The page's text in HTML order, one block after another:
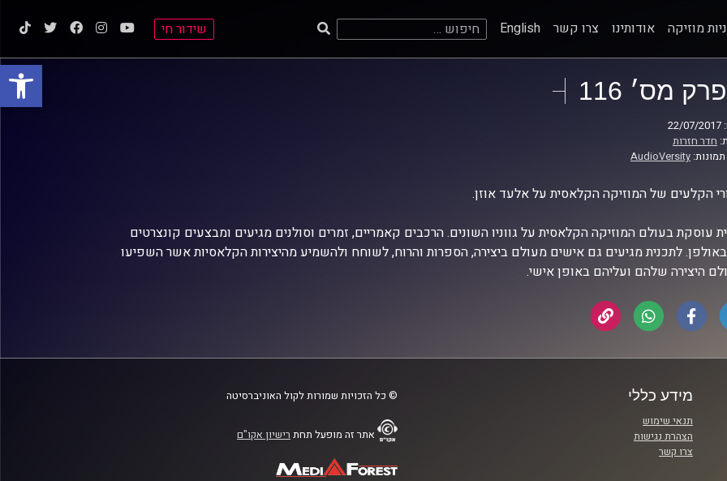
פתח
מוזיקה אודותינו צרו קשר English חיפוש: שידור חי
פרק מס׳ 116
חדר חזרות
AudioVersity
הקלעים של המוזיקה הקלאסית על אלעד אוזן.
עוסקת בעולם המוזיקה הקלאסית על גווניו השונים. הרכבים קאמריים, זמרים וסולנים מגיעים ומבצעים קונצרטים
לתכנית מגיעים גם אישים מעולם ביצירה, הספרות והרוח, לשוחח ולהשמיע מהיצירות הקלאסיות אשר השפיעו
היצירה שלהם ועליהם באופן אישי.
מידע כללי
תנאי שימוש
הצהרת נגישות
צרו קשר
© כל הזכויות שמורות לקול האוניברסיטה
אתר זה מופעל תחת רישיון אקו"ם